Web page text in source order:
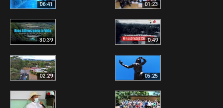
06:41 01:23
30:39 0:49
02:29 05:25